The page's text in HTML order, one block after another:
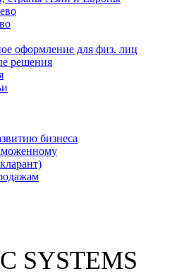
оформление для физ. лиц
решения
бизнеса
SYSTEMS